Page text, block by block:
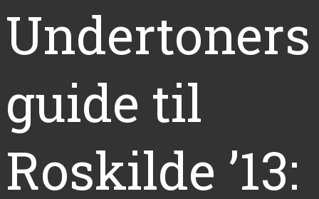
Undertoners
guide til
Roskilde ’13: